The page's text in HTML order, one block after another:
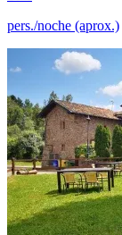
pers./noche (aprox.)